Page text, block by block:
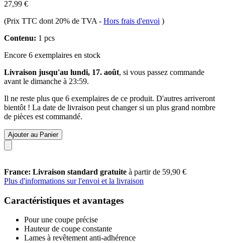
27,99 €
(Prix TTC dont 20% de TVA - Hors frais d'envoi )
Contenu: 1 pcs
Encore 6 exemplaires en stock
Livraison jusqu'au lundi, 17. août, si vous passez commande
avant le dimanche à 23:59.
Il ne reste plus que 6 exemplaires de ce produit. D'autres arriveront
bientôt ! La date de livraison peut changer si un plus grand nombre
de pièces est commandé.
Ajouter au Panier
France: Livraison standard gratuite à partir de 59,90 €
Plus d'informations sur l'envoi et la livraison
Caractéristiques et avantages
Pour une coupe précise
Hauteur de coupe constante
Lames à revêtement anti-adhérence